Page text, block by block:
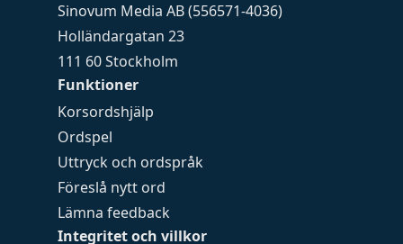
Funktioner
Korsordshjälp
Ordspel
Uttryck och ordspråk
Föreslå nytt ord
Lämna feedback
Integritet och villkor
Sinovum Media AB (556571-4036)
Holländargatan 23
111 60 Stockholm